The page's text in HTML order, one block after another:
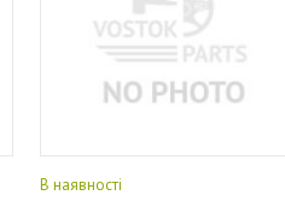
В наявності